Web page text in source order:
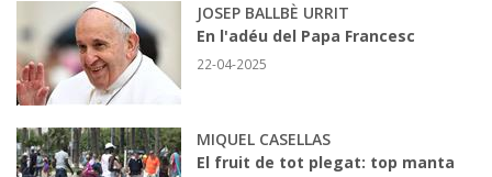
JOSEP BALLBÈ URRIT
En l'adéu del Papa Francesc
22-04-2025
MIQUEL CASELLAS
El fruit de tot plegat: top manta